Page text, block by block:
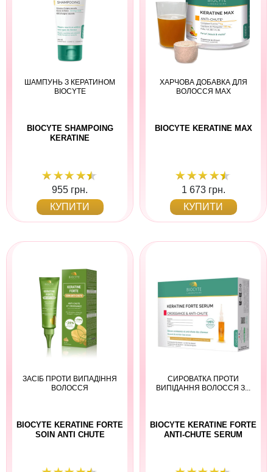
ШАМПУНЬ З КЕРАТИНОМ
BIOCYTE
BIOCYTE SHAMPOING
KERATINE
955 грн.
КУПИТИ
ХАРЧОВА ДОБАВКА ДЛЯ
ВОЛОССЯ MAX
BIOCYTE KERATINE MAX
1 673 грн.
КУПИТИ
ЗАСІБ ПРОТИ ВИПАДІННЯ
ВОЛОССЯ
BIOCYTE KERATINE FORTE
SOIN ANTI CHUTE
СИРОВАТКА ПРОТИ
ВИПІДАННЯ ВОЛОССЯ З...
BIOCYTE KERATINE FORTE
ANTI-CHUTE SERUM